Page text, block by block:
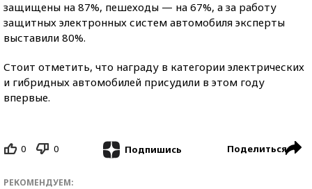
защищены на 87%, пешеходы — на 67%, а за работу
защитных электронных систем автомобиля эксперты
выставили 80%.
Стоит отметить, что награду в категории электрических
и гибридных автомобилей присудили в этом году
впервые.
0 0 Подпишись Поделиться
РЕКОМЕНДУЕМ: